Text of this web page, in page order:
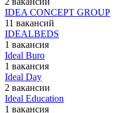
IDEA CONCEPT GROUP
11 вакансий
IDEALBEDS
1 вакансия
Ideal Buro
1 вакансия
Ideal Day
2 вакансии
Ideal Education
1 вакансия